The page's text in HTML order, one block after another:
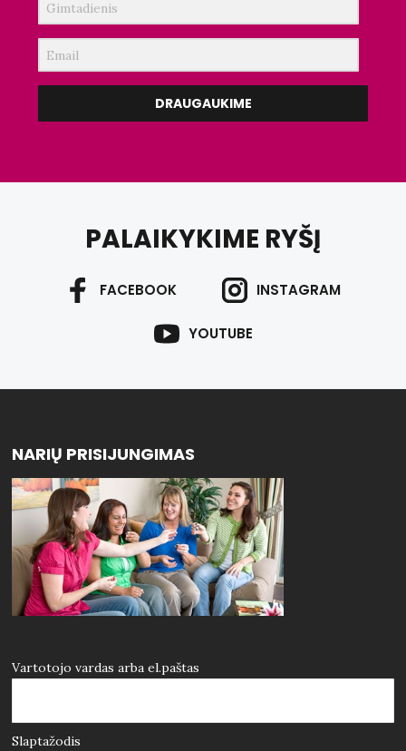
DRAUGAUKIME
PALAIKYKIME RYŠĮ
FACEBOOK INSTAGRAM
YOUTUBE
NARIŲ PRISIJUNGIMAS
Vartotojo vardas arba el.paštas
Slaptažodis